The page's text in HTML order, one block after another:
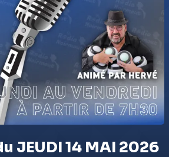
JEUDI 14 MAI 2026